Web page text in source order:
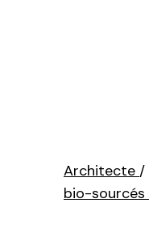
Architecte /
bio-sourcés